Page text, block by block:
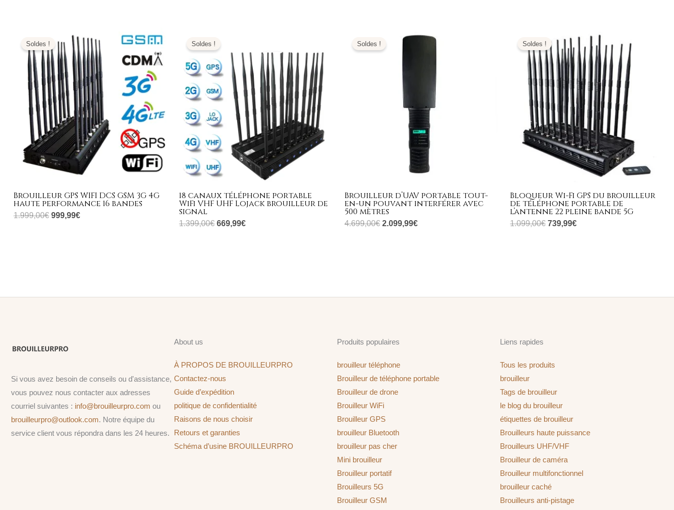
Soldes !
Brouilleur GPS WIFI DCS GSM 3G 4G
haute performance 16 bandes
1.999,00€
initial
était :
1.999,00€.
999,99€
prix
actuel
est :
999,99€.
Soldes !
18 canaux téléphone portable
WiFi VHF UHF Lojack brouilleur de
signal
1.399,00€
initial
était :
1.399,00€.
669,99€
est :
669,99€.
Soldes !
Brouilleur d’UAV portable tout-
en-un pouvant interférer avec
500 mètres
4.699,00€
initial
2.099,99€
prix
actuel
Soldes !
Bloqueur Wi-Fi GPS du brouilleur
de téléphone portable de
l’antenne 22 pleine bande 5G
1.099,00€
prix
initial
était :
1.099,00€.
739,99€
prix
actuel
est :
739,99€.
Si vous avez besoin de conseils ou d'assistance,
vous pouvez nous contacter aux adresses
courriel suivantes : info@brouilleurpro.com ou
brouilleurpro@outlook.com. Notre équipe du
service client vous répondra dans les 24 heures.
About us
À PROPOS DE BROUILLEURPRO
Contactez-nous
Guide d’expédition
politique de confidentialité
Raisons de nous choisir
Retours et garanties
Schéma d’usine BROUILLEURPRO
Produits populaires
brouilleur téléphone
Brouilleur de téléphone portable
Brouilleur de drone
Brouilleur WiFi
Brouilleur GPS
brouilleur Bluetooth
brouilleur pas cher
Mini brouilleur
Brouilleur portatif
Brouilleurs 5G
Brouilleur GSM
Liens rapides
Tous les produits
brouilleur
Tags de brouilleur
le blog du brouilleur
étiquettes de brouilleur
Brouilleurs haute puissance
Brouilleurs UHF/VHF
Brouilleur de caméra
Brouilleur multifonctionnel
brouilleur caché
Brouilleurs anti-pistage